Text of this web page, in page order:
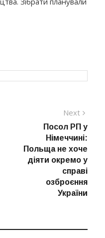
Next
post:
Посол РП у
Німеччині:
Польща не хоче
діяти окремо у
справі
озброєння
України